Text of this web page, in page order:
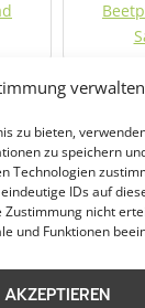
verwalten
zu bieten,
zu speichern
Technologien
IDs auf
nicht
und Funktionen
AKZEPTIEREN